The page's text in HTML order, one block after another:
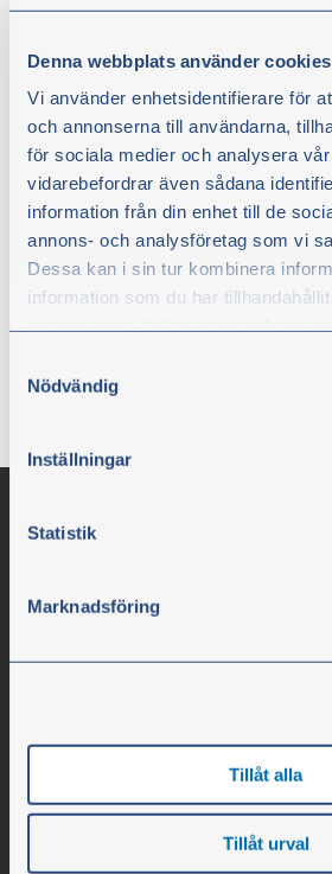
Denna webbplats använder cookies
Vi använder enhetsidentifierare för
och annonserna till användarna,
för sociala medier och analysera
vidarebefordrar även sådana
information från din enhet till de
annons- och analysföretag som vi
Dessa kan i sin tur kombinera
information som du har
Du kan när som helst ändra ditt val.
samtycke klickar du på ”Cookie-
Nödvändig
Inställningar
Statistik
Marknadsföring
Tillåt alla
Tillåt urval
ensimmäinen Olsson Partsin
– OP-296 on tulosta kattavasta
ja sitä valmistetaan yhteistyössä
arvostettujen valmistajien kanssa.
kustannustehokas vaihtoehto, ja
lanseerauksen myötä
mainettamme luotettavana ja
varaosatoimittajana, Olsson
Håkan Ekstrand sanoo.
Lisätietoja antaa toimitusjohtaja
304-75 10 05,
Olssons i Ellös
Slätthultsvägen 12